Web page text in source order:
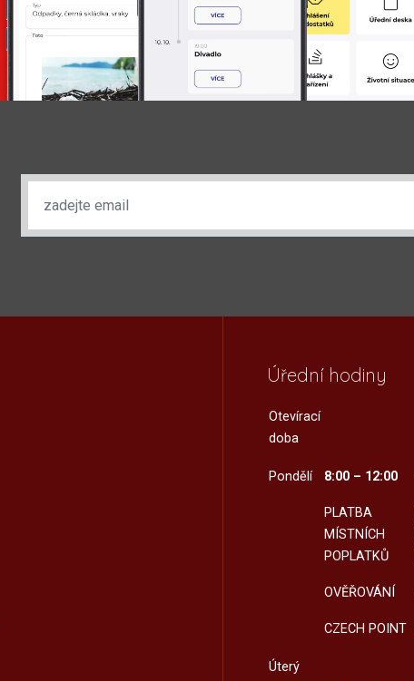
Úřední hodiny
Otevírací
doba
Pondělí 8:00 – 12:00
PLATBA
MÍSTNÍCH
POPLATKŮ
OVĚŘOVÁNÍ
CZECH POINT
Úterý